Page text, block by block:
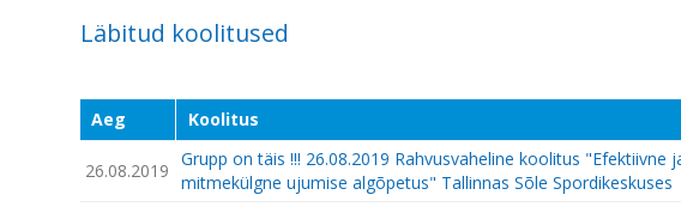
Läbitud koolitused
Aeg Koolitus
26.08.2019
Grupp on täis !!! 26.08.2019 Rahvusvaheline koolitus "Efektiivne
mitmekülgne ujumise algõpetus" Tallinnas Sõle Spordikeskuses